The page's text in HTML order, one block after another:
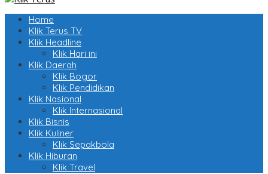
Home
Klik Terus TV
Klik Headline
Klik Hari ini
Klik Daerah
Klik Bogor
Klik Pendidikan
Klik Nasional
Klik Internasional
Klik Bisnis
Klik Kuliner
Klik Sepakbola
Klik Hiburan
Klik Travel